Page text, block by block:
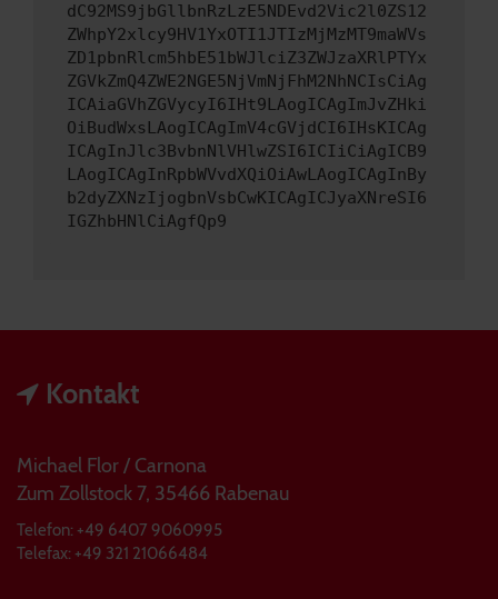
dC92MS9jbGllbnRzLzE5NDEvd2Vic2l0ZS12
ZWhpY2xlcy9HV1YxOTI1JTIzMjMzMT9maWVs
ZD1pbnRlcm5hbE51bWJlciZ3ZWJzaXRlPTYx
ZGVkZmQ4ZWE2NGE5NjVmNjFhM2NhNCIsCiAg
ICAiaGVhZGVycyI6IHt9LAogICAgImJvZHki
OiBudWxsLAogICAgImV4cGVjdCI6IHsKICAg
ICAgInJlc3BvbnNlVHlwZSI6ICIiCiAgICB9
LAogICAgInRpbWVvdXQiOiAwLAogICAgInBy
b2dyZXNzIjogbnVsbCwKICAgICJyaXNreSI6
IGZhbHNlCiAgfQp9
Kontakt
Michael Flor / Carnona
Zum Zollstock 7, 35466 Rabenau
Telefon: +49 6407 9060995
Telefax: +49 321 21066484